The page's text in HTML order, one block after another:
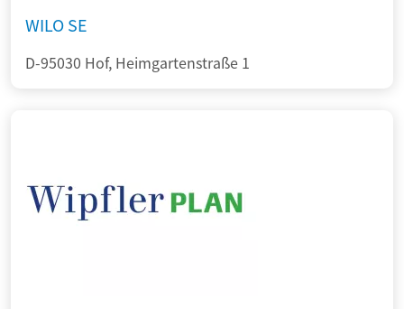
WILO SE
D-95030 Hof, Heimgartenstraße 1